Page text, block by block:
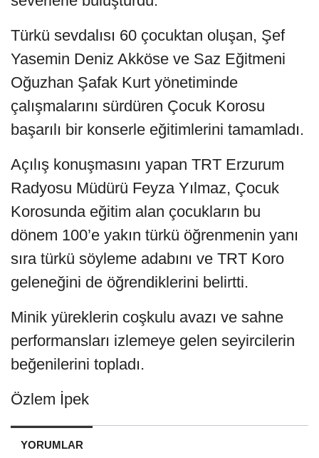
Türkü sevdalısı 60 çocuktan oluşan, Şef
Yasemin Deniz Akköse ve Saz Eğitmeni
Oğuzhan Şafak Kurt yönetiminde
çalışmalarını sürdüren Çocuk Korosu
başarılı bir konserle eğitimlerini tamamladı.
Açılış konuşmasını yapan TRT Erzurum
Radyosu Müdürü Feyza Yılmaz, Çocuk
Korosunda eğitim alan çocukların bu
dönem 100’e yakın türkü öğrenmenin yanı
sıra türkü söyleme adabını ve TRT Koro
geleneğini de öğrendiklerini belirtti.
Minik yüreklerin coşkulu avazı ve sahne
performansları izlemeye gelen seyircilerin
beğenilerini topladı.
Özlem İpek
YORUMLAR